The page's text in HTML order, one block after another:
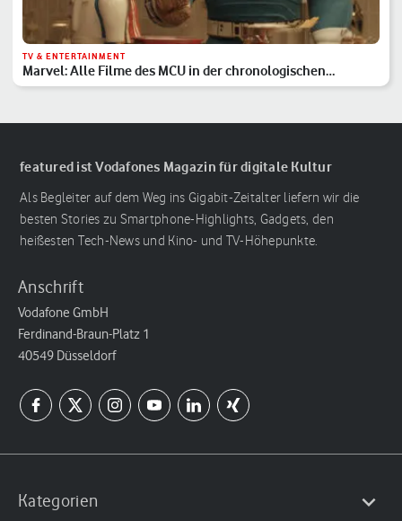
TV & ENTERTAINMENT
Marvel: Alle Filme des MCU in der chronologischen
Reihenfolge
featured ist Vodafones Magazin für digitale Kultur
Als Begleiter auf dem Weg ins Gigabit-Zeitalter liefern wir die
besten Stories zu Smartphone-Highlights, Gadgets, den
heißesten Tech-News und Kino- und TV-Höhepunkte.
Anschrift
Vodafone GmbH
Ferdinand-Braun-Platz 1
40549 Düsseldorf
Kategorien